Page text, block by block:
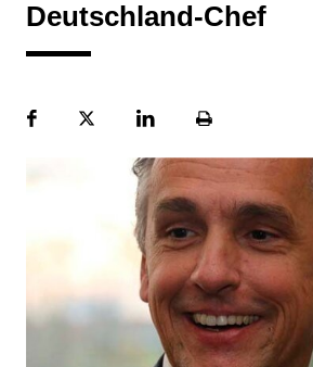
Deutschland-Chef
FacebookPlattformLinekdInSeite